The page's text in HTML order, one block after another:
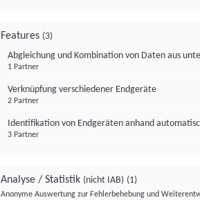
Features (3)
Abgleichung und Kombination von Daten aus
1 Partner
Verknüpfung verschiedener Endgeräte
2 Partner
Identifikation von Endgeräten anhand
3 Partner
Analyse / Statistik (nicht IAB) (1)
Anonyme Auswertung zur Fehlerbehebung und